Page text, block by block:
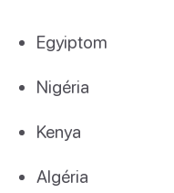
Egyiptom
Nigéria
Kenya
Algéria